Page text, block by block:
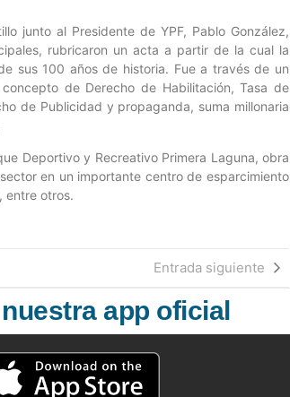
junto al Presidente de YPF, Pablo González,
rubricaron un acta a partir de la cual la
sus 100 años de historia. Fue a través de un
de Derecho de Habilitación, Tasa de
de Publicidad y propaganda, suma millonaria
Deportivo y Recreativo Primera Laguna, obra
en un importante centro de esparcimiento
entre otros.
Entrada siguiente
app oficial